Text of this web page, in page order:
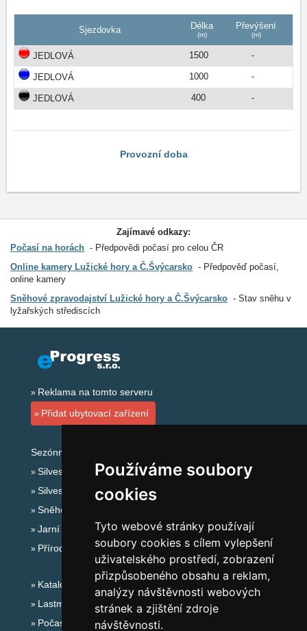
Používáme soubory
cookies
Tyto webové stránky používají
soubory cookies s cílem vylepšení
uživatelského prostředí, zobrazení
přizpůsobeného obsahu a reklam,
analýzy návštěvnosti webových
stránek a zjištění zdroje
návštěvnosti.
Sjezdovka Délka
(m)
Převýšení
(m)
JEDLOVÁ 1500 -
JEDLOVÁ 1000 -
JEDLOVÁ 400 -
Provozní doba
Zajímavé odkazy:
Počasí na horách
Předpovědi počasí pro celou ČR
Online kamery Lužické hory a Č.Švýcarsko
Předpověď počasí,
online kamery
Sněhové zpravodajství Lužické hory a Č.Švýcarsko
Stav sněhu v
lyžařských střediscích
Reklama na tomto serveru
Přidat ubytovací zařízení
Sezónní odkazy:
Silvester Lužické hory a Č.Švýcarsko
Silvestr na horách 2025/26
Sněhové zpravodajství
Jarní prázdniny 2027
Přírodní koupaliště
Katalog ubytování
Lastminute Lužické hory a Č.Švýcarsko
Počasí na horách